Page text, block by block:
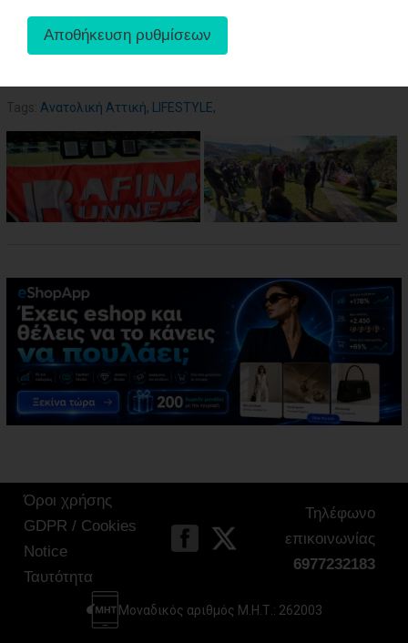
aboutus
Tags: Ανατολική Αττική, LIFESTYLE,
Όροι χρήσης
GDPR / Cookies
Notice
Ταυτότητα
Τηλέφωνο
επικοινωνίας
6977232183
Μοναδικός αριθμός Μ.Η.Τ.: 262003